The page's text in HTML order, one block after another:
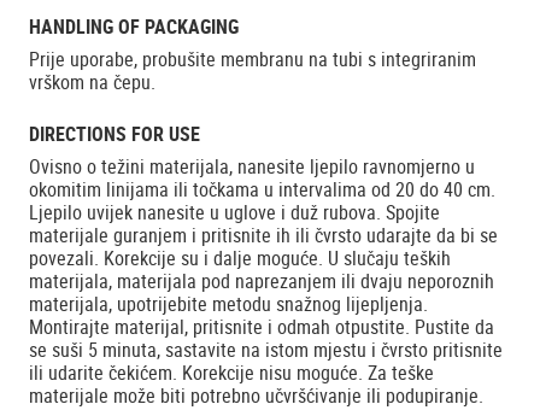
HANDLING OF PACKAGING
Prije uporabe, probušite membranu na tubi s integriranim
vrškom na čepu.
DIRECTIONS FOR USE
Ovisno o težini materijala, nanesite ljepilo ravnomjerno u
okomitim linijama ili točkama u intervalima od 20 do 40 cm.
Ljepilo uvijek nanesite u uglove i duž rubova. Spojite
materijale guranjem i pritisnite ih ili čvrsto udarajte da bi se
povezali. Korekcije su i dalje moguće. U slučaju teških
materijala, materijala pod naprezanjem ili dvaju neporoznih
materijala, upotrijebite metodu snažnog lijepljenja.
Montirajte materijal, pritisnite i odmah otpustite. Pustite da
se suši 5 minuta, sastavite na istom mjestu i čvrsto pritisnite
ili udarite čekićem. Korekcije nisu moguće. Za teške
materijale može biti potrebno učvršćivanje ili podupiranje.